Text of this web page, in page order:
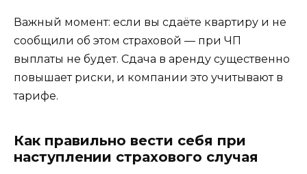
Важный момент: если вы сдаёте квартиру и не
сообщили об этом страховой — при ЧП
выплаты не будет. Сдача в аренду существенно
повышает риски, и компании это учитывают в
тарифе.
Как правильно вести себя при
наступлении страхового случая